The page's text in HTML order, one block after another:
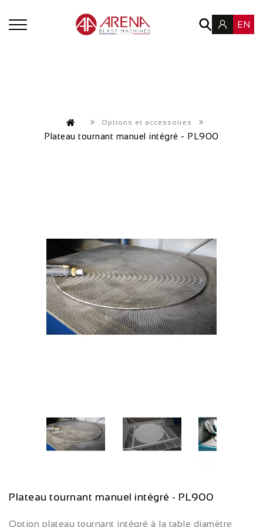
EN
Options et accessoires
Plateau tournant manuel intégré - PL900
Plateau tournant manuel intégré - PL900
Option plateau tournant intégré à la table diamètre